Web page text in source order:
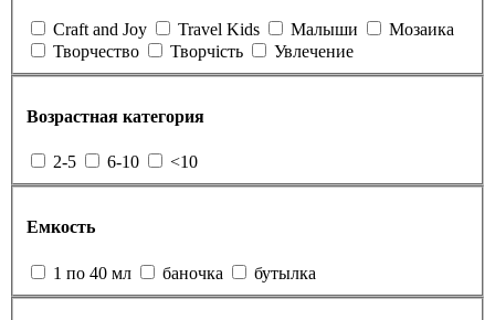
Craft and Joy Travel Kids Малыши
Мозаика
Творчество
Творчість Увлечение
Возрастная категория
2-5 6-10 <10
Емкость
1 по 40 мл баночка бутылка